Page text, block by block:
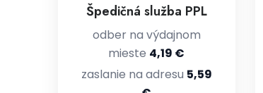
Špedičná služba PPL
odber na výdajnom
mieste 4,19 €
zaslanie na adresu 5,59